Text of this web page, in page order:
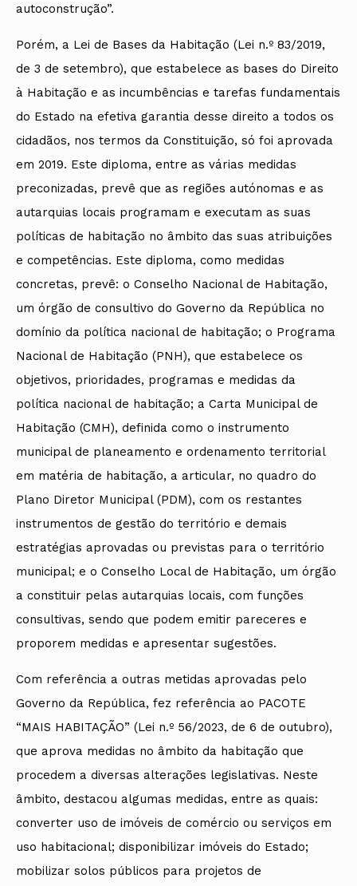
autoconstrução”.
Porém, a Lei de Bases da Habitação (Lei n.º 83/2019,
de 3 de setembro), que estabelece as bases do Direito
à Habitação e as incumbências e tarefas fundamentais
do Estado na efetiva garantia desse direito a todos os
cidadãos, nos termos da Constituição, só foi aprovada
em 2019. Este diploma, entre as várias medidas
preconizadas, prevê que as regiões autónomas e as
autarquias locais programam e executam as suas
políticas de habitação no âmbito das suas atribuições
e competências. Este diploma, como medidas
concretas, prevê: o Conselho Nacional de Habitação,
um órgão de consultivo do Governo da República no
domínio da política nacional de habitação; o Programa
Nacional de Habitação (PNH), que estabelece os
objetivos, prioridades, programas e medidas da
política nacional de habitação; a Carta Municipal de
Habitação (CMH), definida como o instrumento
municipal de planeamento e ordenamento territorial
em matéria de habitação, a articular, no quadro do
Plano Diretor Municipal (PDM), com os restantes
instrumentos de gestão do território e demais
estratégias aprovadas ou previstas para o território
municipal; e o Conselho Local de Habitação, um órgão
a constituir pelas autarquias locais, com funções
consultivas, sendo que podem emitir pareceres e
proporem medidas e apresentar sugestões.
Com referência a outras metidas aprovadas pelo
Governo da República, fez referência ao PACOTE
“MAIS HABITAÇÃO” (Lei n.º 56/2023, de 6 de outubro),
que aprova medidas no âmbito da habitação que
procedem a diversas alterações legislativas. Neste
âmbito, destacou algumas medidas, entre as quais:
converter uso de imóveis de comércio ou serviços em
uso habitacional; disponibilizar imóveis do Estado;
mobilizar solos públicos para projetos de